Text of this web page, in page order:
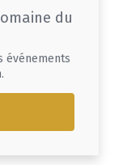
du
événements